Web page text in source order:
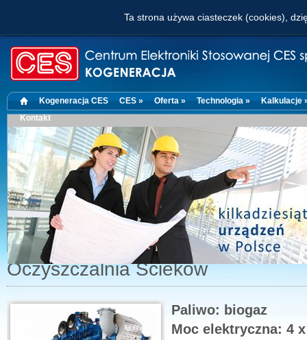
Kogeneracja CES CES » Oferta » Technologia »
Kalkulacje
Kontakt
Oczyszczalnia Ścieków
Paliwo: biogaz
Moc elektryczna: 4
Ta strona używa ciasteczek (cookies),